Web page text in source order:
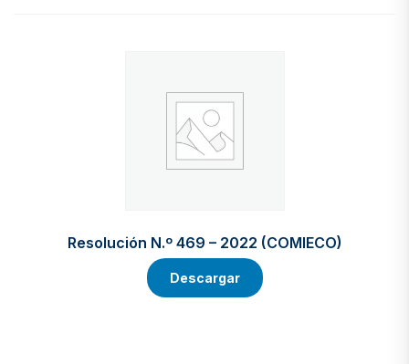
Resolución N.º 469 – 2022 (COMIECO)
Descargar